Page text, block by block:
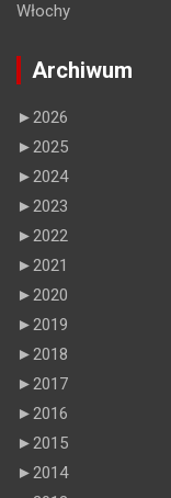
Włochy
Archiwum
►2026
►2025
►2024
►2023
►2022
►2021
►2020
►2019
►2018
►2017
►2016
►2015
►2014